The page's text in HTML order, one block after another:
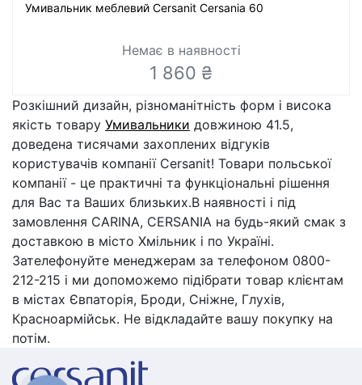
Умивальник меблевий Cersanit Cersania 60
Немає в наявності
1 860 ₴
Розкішний дизайн, різноманітність форм і висока
якість товару Умивальники довжиною 41.5,
доведена тисячами захоплених відгуків
користувачів компанії Cersanit! Товари польської
компанії - це практичні та функціональні рішення
для Вас та Ваших близьких.В наявності і під
замовлення CARINA, CERSANIA на будь-який смак з
доставкою в місто Хмільник і по Україні.
Зателефонуйте менеджерам за телефоном 0800-
212-215 і ми допоможемо підібрати товар клієнтам
в містах Євпаторія, Броди, Сніжне, Глухів,
Красноармійськ. Не відкладайте вашу покупку на
потім.